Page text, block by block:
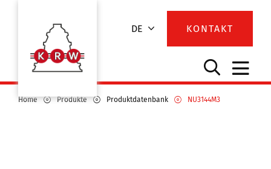
DE KONTAKT
Home Produkte Produktdatenbank NU3144M3